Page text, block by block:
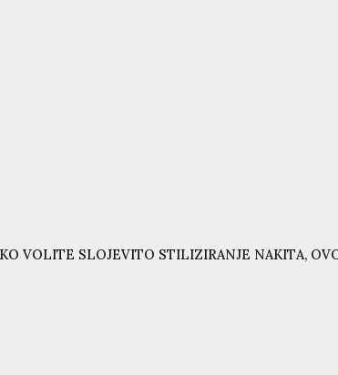
VOLITE SLOJEVITO STILIZIRANJE NAKITA,